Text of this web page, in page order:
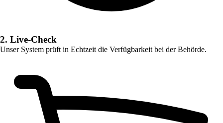
2. Live-Check
Unser System prüft in Echtzeit die Verfügbarkeit bei der Behörde.